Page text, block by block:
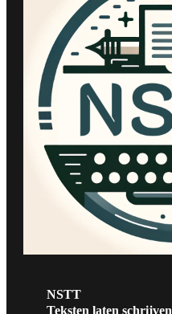
NSTT
Teksten laten schrijven